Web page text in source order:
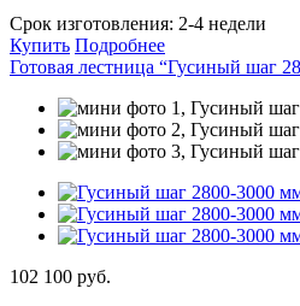
Срок изготовления: 2-4 недели
Купить Подробнее
Готовая лестница “Гусиный шаг
102 100 руб.